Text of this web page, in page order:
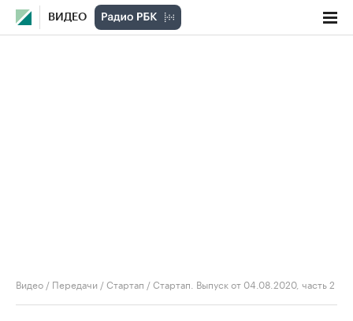
ВИДЕО
Видео / Передачи /Стартап /Стартап. Выпуск от 04.08.2020, часть 2